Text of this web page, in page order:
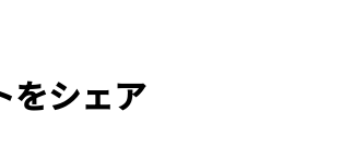
をシェア